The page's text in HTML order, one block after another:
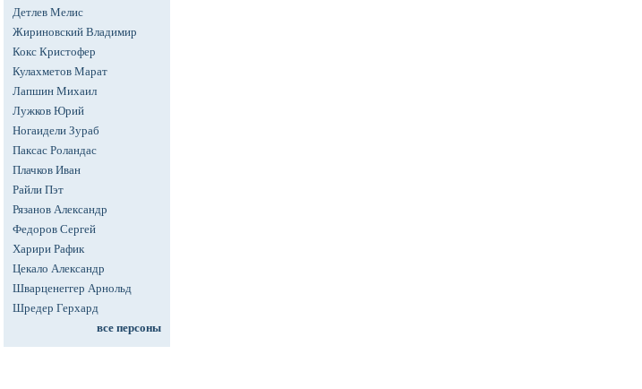
Детлев Мелис
Жириновский Владимир
Кокс Кристофер
Кулахметов Марат
Лапшин Михаил
Лужков Юрий
Ногаидели Зураб
Паксас Роландас
Плачков Иван
Райли Пэт
Рязанов Александр
Федоров Сергей
Харири Рафик
Цекало Александр
Шварценеггер Арнольд
Шредер Герхард
все персоны